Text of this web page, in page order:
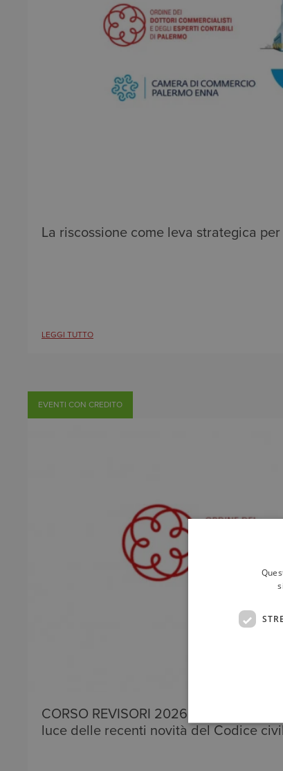
La riscossione come leva strategica
LEGGI TUTTO
EVENTI CON CREDITO
CORSO REVISORI 2026 - Le attività
luce delle recenti novità del Codice